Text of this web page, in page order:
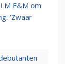
E&M om
‘Zwaar